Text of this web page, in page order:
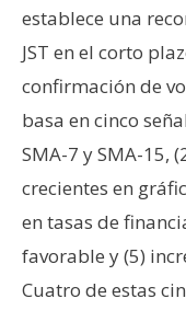
establece una
JST en el corto
confirmación de
basa en cinco
SMA-7 y SMA-15,
crecientes en
en tasas de
favorable y (5)
Cuatro de estas